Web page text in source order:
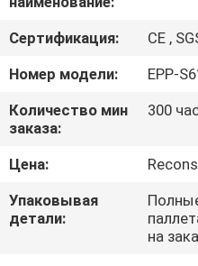
ЗАВОДУ
КОНТРОЛЬ
КАЧЕСТВА
СВЯЖИТЕСЬ
С
НАМИ
Сертификация:
CE ,
Номер модели:
EPP-
Количество мин
заказа:
300
Цена:
Упаковывая
детали:
на